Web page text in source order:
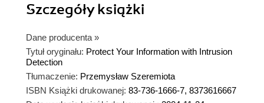
Szczegółyksiążki
Dane producenta »
Tytuł oryginału: Protect Your Information with Intrusion
Detection
Tłumaczenie: Przemysław Szeremiota
ISBN Książki drukowanej: 83-736-1666-7, 8373616667